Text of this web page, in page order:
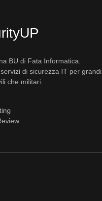
BU di Fata Informatica.
di sicurezza IT per grandi
che militari.